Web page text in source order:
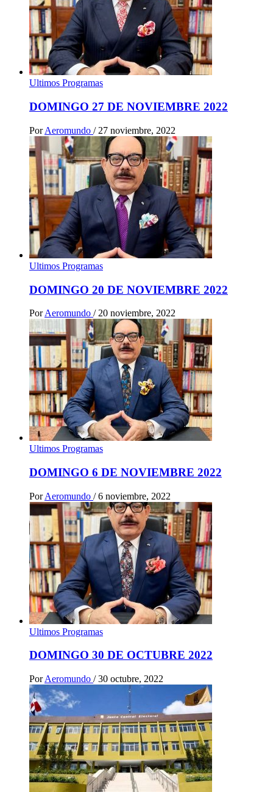
Ultimos Programas
DOMINGO 27 DE NOVIEMBRE 2022
Por Aeromundo / 27 noviembre, 2022
Ultimos Programas
DOMINGO 20 DE NOVIEMBRE 2022
Por Aeromundo / 20 noviembre, 2022
Ultimos Programas
DOMINGO 6 DE NOVIEMBRE 2022
Por Aeromundo / 6 noviembre, 2022
Ultimos Programas
DOMINGO 30 DE OCTUBRE 2022
Por Aeromundo / 30 octubre, 2022